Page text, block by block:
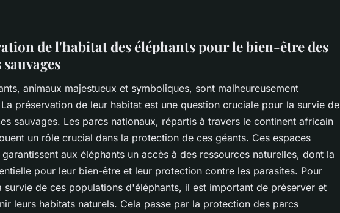
de l'habitat des éléphants pour le bien-être des
sauvages
animaux majestueux et symboliques, sont malheureusement
préservation de leur habitat est une question cruciale pour la survie de
sauvages. Les parcs nationaux, répartis à travers le continent africain
un rôle crucial dans la protection de ces géants. Ces espaces
aux éléphants un accès à des ressources naturelles, dont la
pour leur bien-être et leur protection contre les parasites. Pour
survie de ces populations d'éléphants, il est important de préserver et
leurs habitats naturels. Cela passe par la protection des parcs